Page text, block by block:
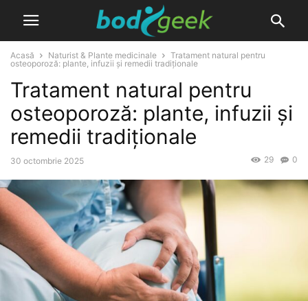
Acasă Naturist & Plante medicinale
Tratament natural pentru
osteoporoză: plante, infuzii și remedii tradiționale
Tratament natural pentru
osteoporoză: plante, infuzii și
remedii tradiționale
30 octombrie 2025 0
29